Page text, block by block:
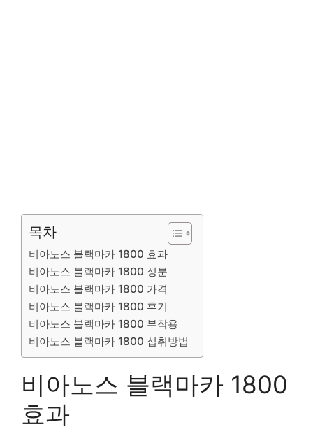
목차
비아노스 블랙마카 1800 효과
비아노스 블랙마카 1800 성분
비아노스 블랙마카 1800 가격
비아노스 블랙마카 1800 후기
비아노스 블랙마카 1800 부작용
비아노스 블랙마카 1800 섭취방법
비아노스 블랙마카 1800
효과